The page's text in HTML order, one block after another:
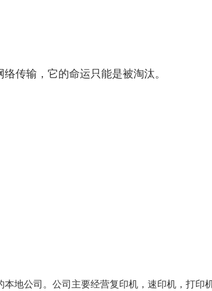
传输，它的命运只能是被淘汰。
地公司。公司主要经营复印机，速印机，打印